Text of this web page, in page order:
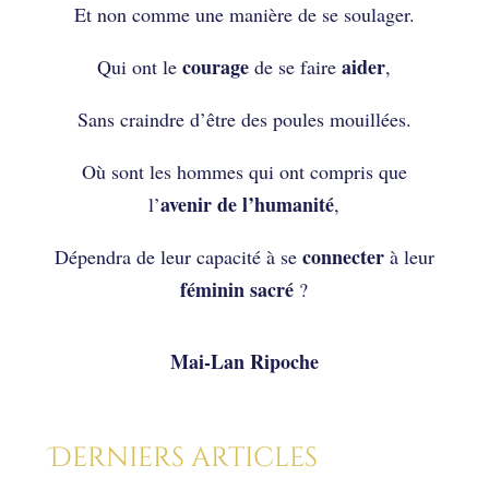
Et non comme une manière de se soulager.
Qui ont lecourage de se faireaider,
Sans craindre d’être des poules mouillées.
Où sont les hommes qui ont compris que
l’avenir de l’humanité,
Dépendra de leur capacité à se connecterà leur
féminin sacré ?
Mai-Lan Ripoche
Derniers articles